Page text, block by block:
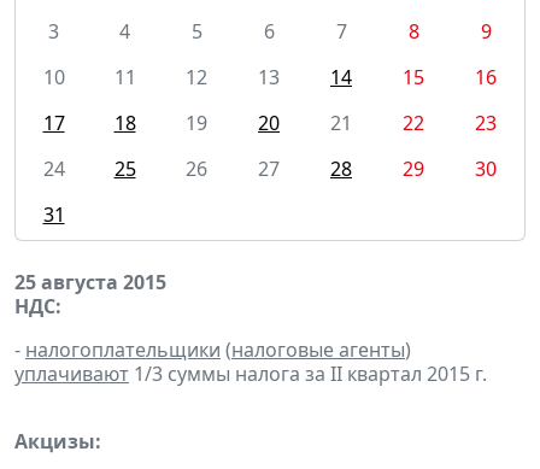
3
4 5 6 7 8
9
10
11 12 13 14 15
16
17
18 19 20 21 22
23
24
25 26 27 28 29
30
31
25 августа 2015
НДС:
- налогоплательщики (налоговые агенты)
уплачивают 1/3 суммы налога за II квартал 2015 г.
Акцизы: